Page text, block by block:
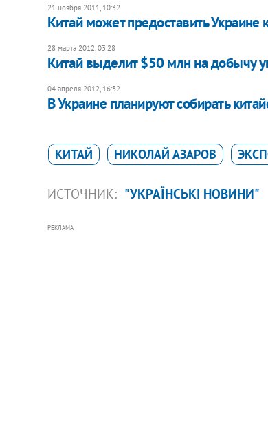
21 ноября 2011, 10:32
Китай может предоставить
28 марта 2012, 03:28
Китай выделит $50 млн на добычу
04 апреля 2012, 16:32
В Украине планируют собирать
КИТАЙ НИКОЛАЙ АЗАРОВ
ИСТОЧНИК: "УКРАЇНСЬКІ НОВИНИ"
РЕКЛАМА